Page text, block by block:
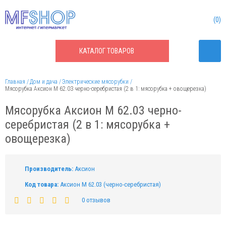
КАТАЛОГТОВАРОВ
0
Главная Дом и дача
Электрические мясорубки
Мясорубка Аксион М 62.03 черно-серебристая (2 в 1: мясорубка + овощерезка)
Мясорубка Аксион М 62.03 черно-
серебристая (2 в 1: мясорубка +
овощерезка)
Производитель: Аксион
Код товара: Аксион М 62.03 (черно-серебристая)
0 отзывов